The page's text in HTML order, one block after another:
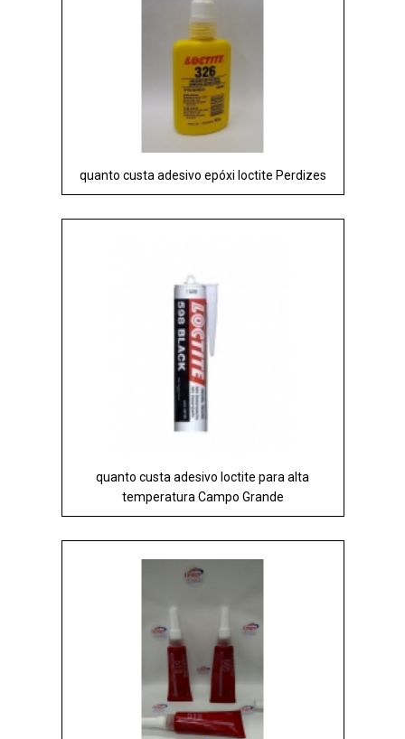
quanto custa adesivo epóxi loctite Perdizes
quanto custa adesivo loctite para alta
temperatura Campo Grande